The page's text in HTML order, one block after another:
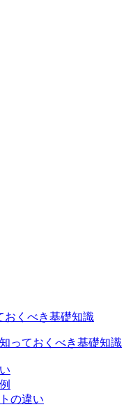
おくべき基礎知識
っておくべき基礎知識
の違い